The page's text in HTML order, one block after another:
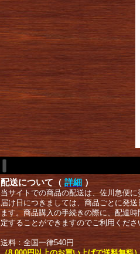
配送について（ 詳細 ）
当サイトでの商品の配送は、佐川急便
届け日につきましては、商品ごとに発
ます。商品購入の手続きの際に、配達
定することができますのでご利用くださ
送料：全国一律540円